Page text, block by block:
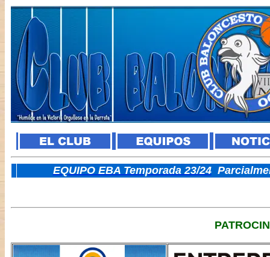
EQUIPO EBA Temporada 23/24